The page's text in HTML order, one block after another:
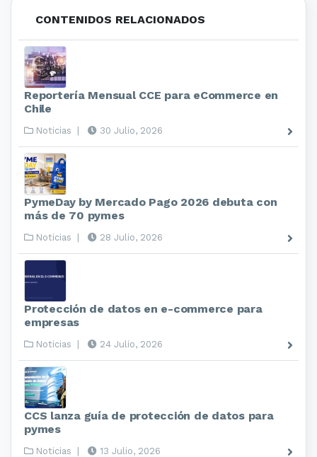
CONTENIDOS RELACIONADOS
Reportería Mensual CCE para eCommerce en
Chile
Noticias 30 Julio, 2026
PymeDay by Mercado Pago 2026 debuta con
más de 70 pymes
Noticias 28 Julio, 2026
Protección de datos en e-commerce para
empresas
Noticias 24 Julio, 2026
CCS lanza guía de protección de datos para
pymes
Noticias 13 Julio, 2026